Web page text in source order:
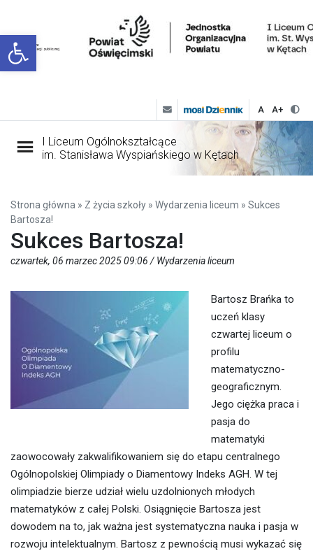
Open toolbar
A A+
I Liceum Ogólnokształcące
im. Stanisława Wyspiańskiego w Kętach
Strona główna » Z życia szkoły » Wydarzenia liceum » Sukces
Bartosza!
Sukces Bartosza!
czwartek, 06 marzec 2025 09:06 / Wydarzenia liceum
Bartosz Brańka to
uczeń klasy
czwartej liceum o
profilu
matematyczno-
geograficznym.
Jego ciężka praca i
pasja do
matematyki
zaowocowały zakwalifikowaniem się do etapu centralnego
Ogólnopolskiej Olimpiady o Diamentowy Indeks AGH. W tej
olimpiadzie bierze udział wielu uzdolnionych młodych
matematyków z całej Polski. Osiągnięcie Bartosza jest
dowodem na to, jak ważna jest systematyczna nauka i pasja w
rozwoju intelektualnym. Bartosz z pewnością musi wykazać się